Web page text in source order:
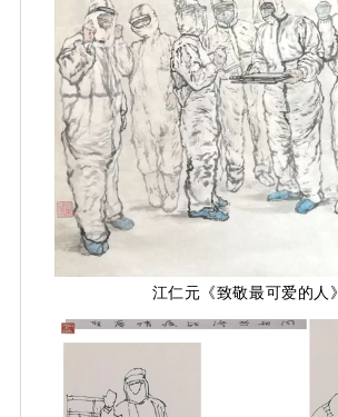
江仁元《致敬最可爱的人》